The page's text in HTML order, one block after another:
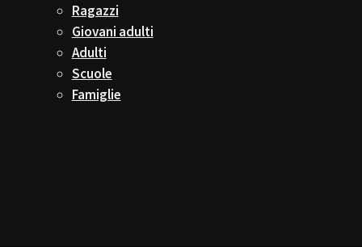
Ragazzi
Giovani adulti
Adulti
Scuole
Famiglie